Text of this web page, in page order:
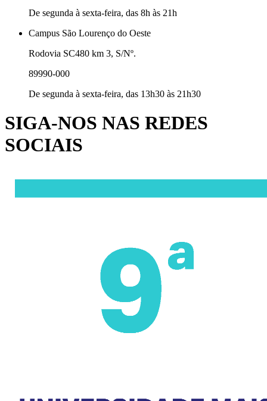
De segunda à sexta-feira, das 8h às 21h
Campus São Lourenço do Oeste
Rodovia SC480 km 3, S/Nº.
89990-000
De segunda à sexta-feira, das 13h30 às 21h30
SIGA-NOS NAS REDES
SOCIAIS